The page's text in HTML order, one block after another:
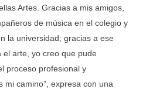
Artes. Gracias a mis amigos,
de música en el colegio y
la universidad; gracias a ese
el arte, yo creo que pude
proceso profesional y
mi camino”, expresa con una